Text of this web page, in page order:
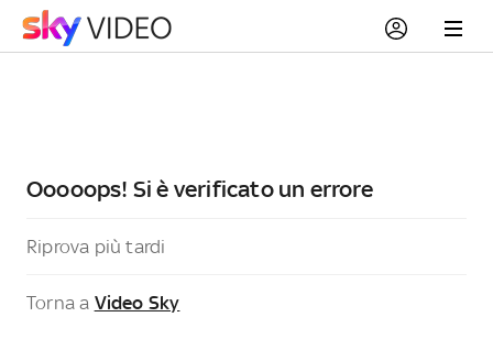
Ooooops! Si è verificato un errore
Riprova più tardi
Torna a Video Sky